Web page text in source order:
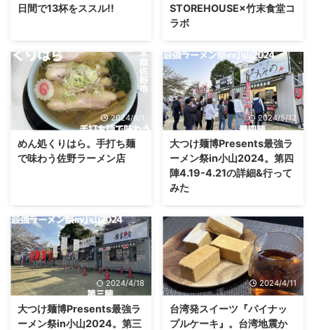
日間で13杯をススル!!
STOREHOUSE×竹末食堂コ
ラボ
2024/6/1
めん処くりはら。手打ち麺
で味わう佐野ラーメン店
2024/5/12
大つけ麺博Presents最強ラ
ーメン祭in小山2024。第四
陣4.19-4.21の詳細&行って
みた
2024/4/18
大つけ麺博Presents最強ラ
ーメン祭in小山2024。第三
2024/4/11
台湾発スイーツ『パイナッ
プルケーキ』。台湾地震か